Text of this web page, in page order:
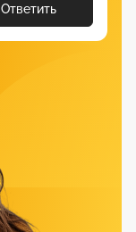
Ответить